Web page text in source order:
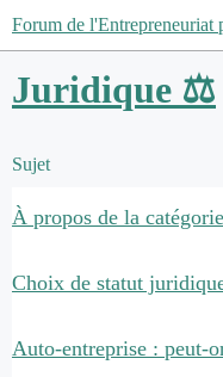
Forum de l'Entrepreneuriat
Juridique ⚖️
Sujet
À propos de la
Choix de statut
Auto-entreprise : peut-